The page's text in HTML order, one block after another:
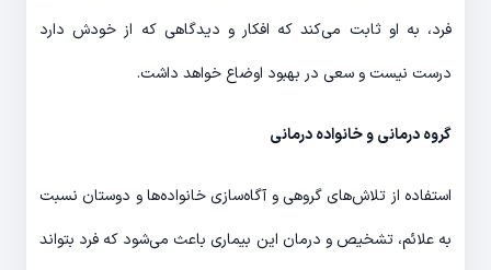
فرد، به او ثابت می‌کند که افکار و دیدگاهی که از خودش دارد
درست نیست و سعی در بهبود اوضاع خواهد داشت.
گروه درمانی و خانواده درمانی
استفاده از تلاش‌های گروهی و آگاه‌سازی خانواده‌ها و دوستان نسبت
به علائم، تشخیص و درمان این بیماری باعث می‌شود که فرد بتواند